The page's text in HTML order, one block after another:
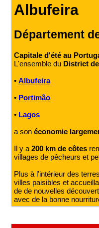
Albufeira
Département
Capitale d'été au
L'ensemble du District
• Albufeira
• Portimão
• Lagos
a son économie
Il y a 200 km de côtes
villages de pêcheurs et
Plus à l'intérieur des
villes paisibles et
de de nouvelles
avec de la bonne